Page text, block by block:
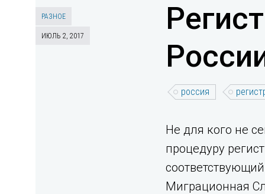
РАЗНОЕ
ИЮЛЬ 2, 2017
россия
Не для кого не
процедуру
Миграционная